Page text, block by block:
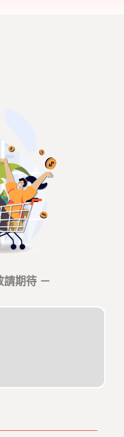
請期待 －